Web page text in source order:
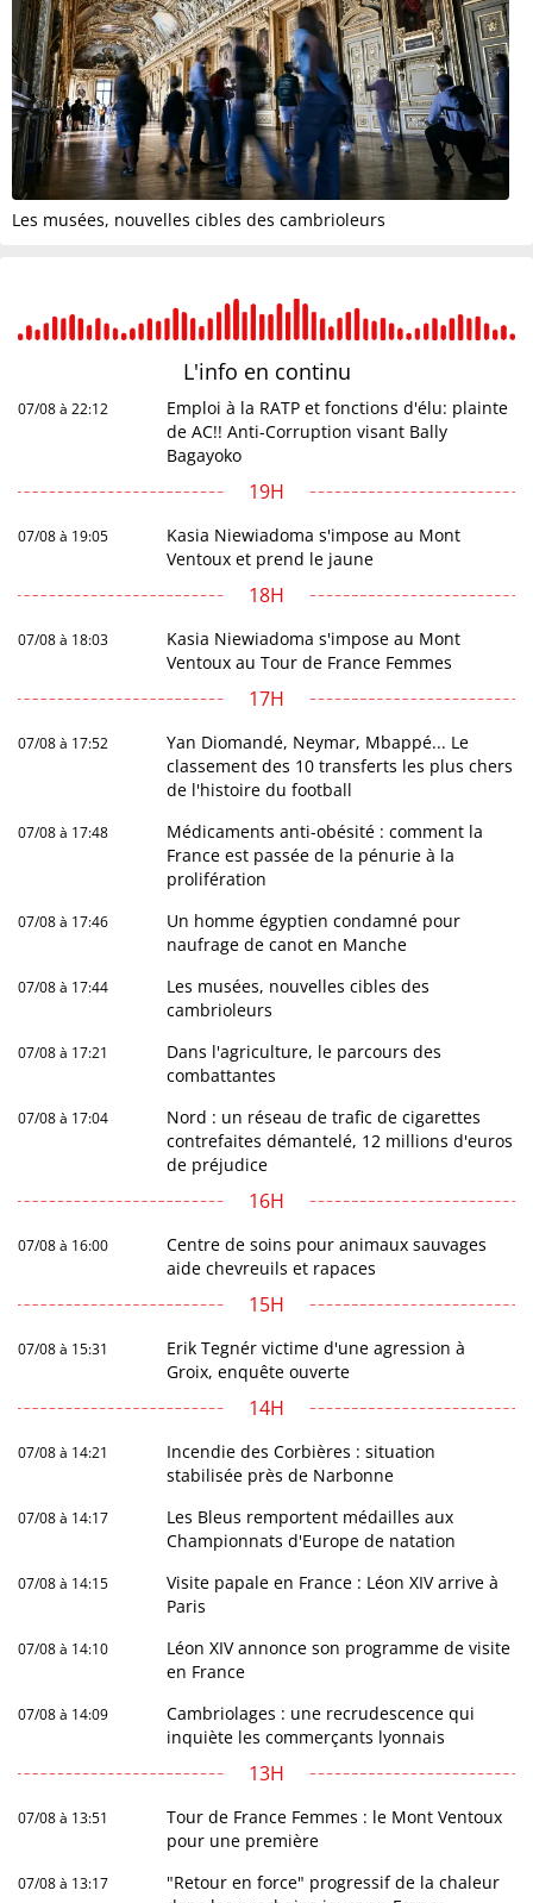
Les musées, nouvelles cibles des cambrioleurs
L'info en continu
07/08 à 22:12
Emploi à la RATP et fonctions d'élu: plainte
de AC!! Anti-Corruption visant Bally
Bagayoko
19H
07/08 à 19:05
Kasia Niewiadoma s'impose au Mont
Ventoux et prend le jaune
18H
07/08 à 18:03
Kasia Niewiadoma s'impose au Mont
Ventoux au Tour de France Femmes
17H
07/08 à 17:52
Yan Diomandé, Neymar, Mbappé... Le
classement des 10 transferts les plus chers
de l'histoire du football
07/08 à 17:48
Médicaments anti-obésité : comment la
France est passée de la pénurie à la
prolifération
07/08 à 17:46
Un homme égyptien condamné pour
naufrage de canot en Manche
07/08 à 17:44
Les musées, nouvelles cibles des
cambrioleurs
07/08 à 17:21
Dans l'agriculture, le parcours des
combattantes
07/08 à 17:04
Nord : un réseau de trafic de cigarettes
contrefaites démantelé, 12 millions d'euros
de préjudice
16H
07/08 à 16:00
Centre de soins pour animaux sauvages
aide chevreuils et rapaces
15H
07/08 à 15:31
Erik Tegnér victime d'une agression à
Groix, enquête ouverte
14H
07/08 à 14:21
Incendie des Corbières : situation
stabilisée près de Narbonne
07/08 à 14:17
Les Bleus remportent médailles aux
Championnats d'Europe de natation
07/08 à 14:15
Visite papale en France : Léon XIV arrive à
Paris
07/08 à 14:10
Léon XIV annonce son programme de visite
en France
07/08 à 14:09
Cambriolages : une recrudescence qui
inquiète les commerçants lyonnais
13H
07/08 à 13:51
Tour de France Femmes : le Mont Ventoux
pour une première
07/08 à 13:17
"Retour en force" progressif de la chaleur